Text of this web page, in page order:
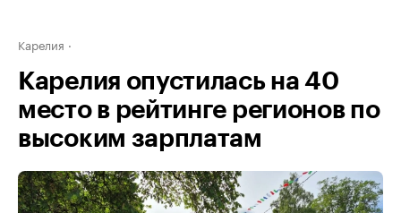
Карелия
Карелия опустилась на 40
место в рейтинге регионов по
высоким зарплатам